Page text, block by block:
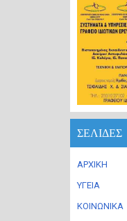
ΣΕΛΙΔΕΣ
ΑΡΧΙΚΗ
ΥΓΕΙΑ
ΚΟΙΝΩΝΙΚΑ